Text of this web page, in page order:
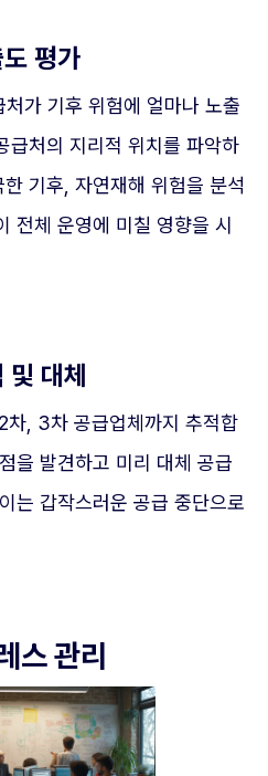
평가
가 기후 위험에 얼마나 노출
급처의 지리적 위치를 파악하
기후, 자연재해 위험을 분석
전체 운영에 미칠 영향을 시
대체
차, 3차 공급업체까지 추적합
을 발견하고 미리 대체 공급
는 갑작스러운 공급 중단으로
스 관리